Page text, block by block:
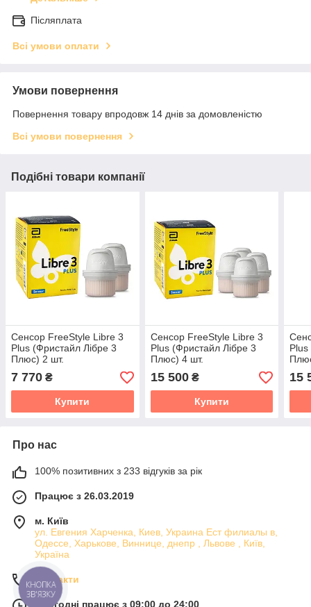
Післяплата
Всі умови оплати
Умови повернення
Повернення товару впродовж 14 днів за домовленістю
Всі умови повернення
Подібні товари компанії
Сенсор FreeStyle Libre 3
Plus (Фристайл Лібре 3
Плюс) 2 шт.
7 770 ₴
Купити
Сенсор FreeStyle Libre 3
Plus (Фристайл Лібре 3
Плюс) 4 шт.
15 500₴
Купити
Plus
15
Про нас
100% позитивних з 233 відгуків за рік
Працює з 26.03.2019
м. Київ
ул. Евгения Харченка, Киев, Украина Ест филиалы в,
Одессе, Харькове, Виннице, днепр , Львове , Київ,
Україна
Контакти
Сьогодні працює з 09:00 до 24:00
КНОПКА
ЗВ'ЯЗКУ